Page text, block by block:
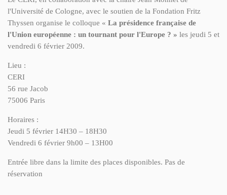
l'Université de Cologne, avec le soutien de la Fondation Fritz
Thyssen organise le colloque « La présidence française de
l'Union européenne : un tournant pour l'Europe ? » les jeudi 5 et
vendredi 6 février 2009.
Lieu :
CERI
56 rue Jacob
75006 Paris
Horaires :
Jeudi 5 février 14H30 – 18H30
Vendredi 6 février 9h00 – 13H00
Entrée libre dans la limite des places disponibles. Pas de
réservation